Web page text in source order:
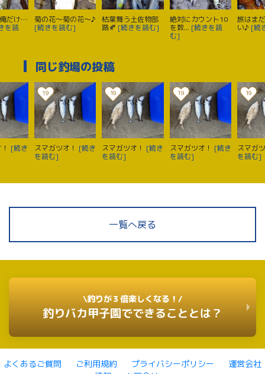
だけ…
を読
菊の花〜菊の花〜♪
[続きを読む]
枯葉舞う土佐物部
路🍂 [続きを読む]
絶対にカウント10
を数... [続きを読
む]
旅はま
い♪ [続
同じ釣場の投稿
[続き
19
スマガツオ！ [続き
を読む]
19
スマガツオ！ [続き
を読む]
19
スマガツオ！ [続き
を読む]
19
スマガ
を読む]
一覧へ戻る
\釣りが３倍楽しくなる！/
釣りバカ甲子園でできることとは？
よくあるご質問 ご利用規約 プライバシーポリシー
運営会社